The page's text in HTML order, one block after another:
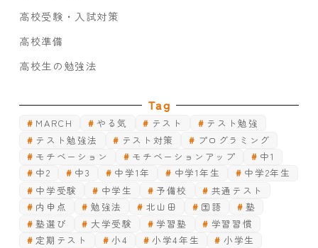
高校受験・入試対策
高校準備
高校生の勉強法
Tag
MARCH やる気 テスト
テスト勉強
テスト勉強法
テスト対策
プログラミング
モチベーション
モチベーションアップ
中1
中2
中3 中学1年 中学1年生
中学2年生
中学受験
中学生 予備校
共通テスト
内申点
勉強法 北山田 国語
塾
塾選び
大学受験 学習塾
学習習慣
定期テスト
小4 小学4年生
小学生